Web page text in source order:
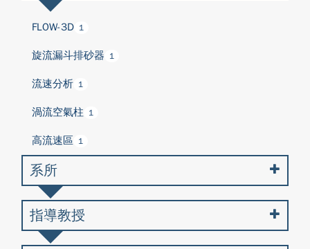
FLOW-3D 1
旋流漏斗排砂器 1
流速分析 1
渦流空氣柱 1
高流速區 1
系所
指導教授